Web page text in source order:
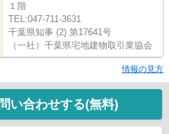
１階
TEL:047-711-3631
千葉県知事 (2) 第17641号
（一社）千葉県宅地建物取引業協会
情報の見方
い合わせする(無料)